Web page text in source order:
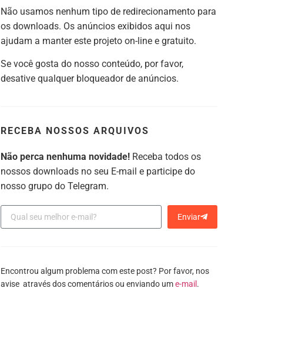
Não usamos nenhum tipo de redirecionamento para
os downloads. Os anúncios exibidos aqui nos
ajudam a manter este projeto on-line e gratuito.
Se você gosta do nosso conteúdo, por favor,
desative qualquer bloqueador de anúncios.
RECEBA NOSSOS ARQUIVOS
Não perca nenhuma novidade!Receba todos os
nossos downloads no seu E-mail e participe do
nosso grupo do Telegram.
Enviar
Encontrou algum problema com este post? Por favor, nos
avise através dos comentários ou enviando ume-mail .